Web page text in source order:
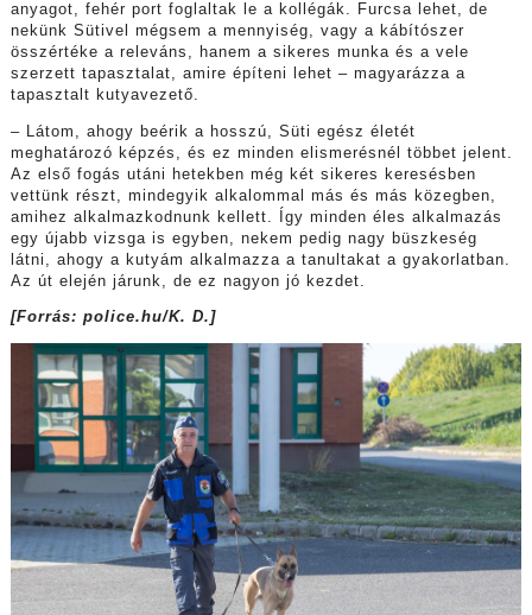
anyagot, fehér port foglaltak le a kollégák. Furcsa lehet, de
nekünk Sütivel mégsem a mennyiség, vagy a kábítószer
összértéke a releváns, hanem a sikeres munka és a vele
szerzett tapasztalat, amire építeni lehet – magyarázza a
tapasztalt kutyavezető.
– Látom, ahogy beérik a hosszú, Süti egész életét
meghatározó képzés, és ez minden elismerésnél többet jelent.
Az első fogás utáni hetekben még két sikeres keresésben
vettünk részt, mindegyik alkalommal más és más közegben,
amihez alkalmazkodnunk kellett. Így minden éles alkalmazás
egy újabb vizsga is egyben, nekem pedig nagy büszkeség
látni, ahogy a kutyám alkalmazza a tanultakat a gyakorlatban.
Az út elején járunk, de ez nagyon jó kezdet.
[Forrás: police.hu/K. D.]